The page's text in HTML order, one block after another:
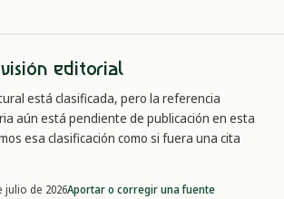
editorial
está clasificada, pero la referencia
aún está pendiente de publicación en esta
esa clasificación como si fuera una cita
julio de 2026Aportar o corregir una fuente